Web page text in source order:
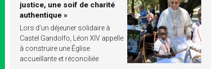
justice, une soif de charité
authentique »
Lors d’un déjeuner solidaire à
Castel Gandolfo, Léon XIV appelle
à construire une Église
accueillante et réconciliée